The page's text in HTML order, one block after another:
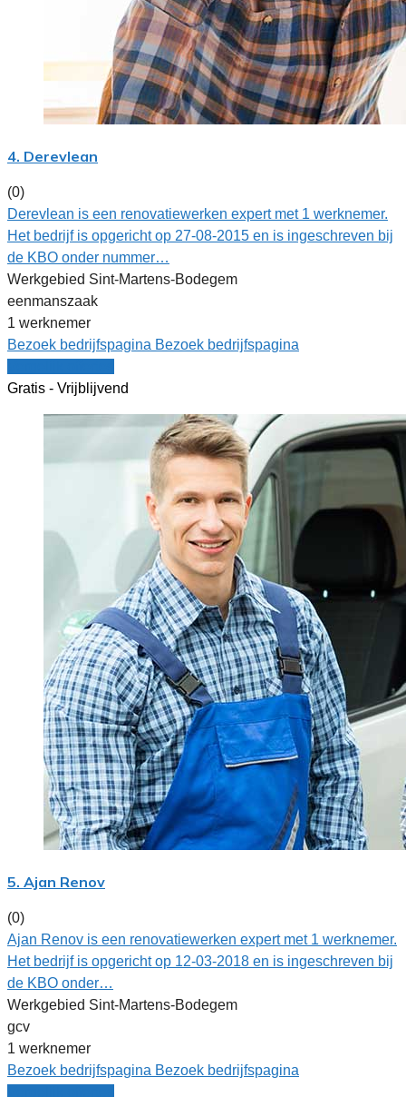
4. Derevlean
(0)
Derevlean is een renovatiewerken expert met 1 werknemer.
Het bedrijf is opgericht op 27-08-2015 en is ingeschreven bij
de KBO onder nummer…
Werkgebied Sint-Martens-Bodegem
eenmanszaak
1 werknemer
Bezoek bedrijfspagina Bezoek bedrijfspagina
Gratis - Vrijblijvend
5. Ajan Renov
(0)
Ajan Renov is een renovatiewerken expert met 1 werknemer.
Het bedrijf is opgericht op 12-03-2018 en is ingeschreven bij
de KBO onder…
Werkgebied Sint-Martens-Bodegem
gcv
1 werknemer
Bezoek bedrijfspagina Bezoek bedrijfspagina